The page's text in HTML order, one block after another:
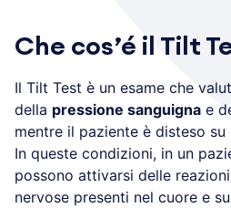
Che cos’é il Tilt
Il Tilt Test è un esame che
della pressione sanguigna e
mentre il paziente è disteso
In queste condizioni, in un
possono attivarsi delle
nervose presenti nel cuore e